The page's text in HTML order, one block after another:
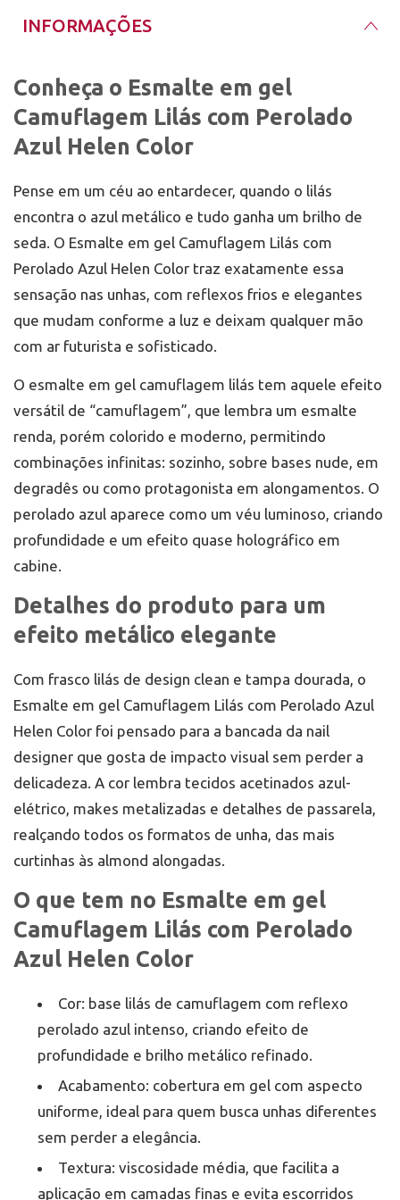
Deposite uma camada fina do Esmalte em gel
Camuflagem Lilás com Perolado Azul Helen Color,
Cure em cabine UV ou LED por no mínimo 60
segundos.
Se quiser um efeito mais intenso e profundo,
aplique uma segunda camada fina e cure novamente
por no mínimo 60 segundos.
brilho espelhado e proteção.
perolado azul
limpeza agressivos sem luvas e a aplicar óleo de
cutículas todos os dias. Na remoção, prefira
técnicas adequadas para géis, preservando a lâmina
natural e evitando lixamento excessivo. Armazene o
frasco em local fresco, longe da luz direta, para
conservar a estabilidade do esmalte em gel
INFORMAÇÕES
Conheça o Esmalte em gel
Camuflagem Lilás com Perolado
Azul Helen Color
Pense em um céu ao entardecer, quando o lilás
encontra o azul metálico e tudo ganha um brilho de
seda. O Esmalte em gel Camuflagem Lilás com
Perolado Azul Helen Color traz exatamente essa
sensação nas unhas, com reflexos frios e elegantes
que mudam conforme a luz e deixam qualquer mão
com ar futurista e sofisticado.
O esmalte em gel camuflagem lilás tem aquele efeito
versátil de “camuflagem”, que lembra um esmalte
renda, porém colorido e moderno, permitindo
combinações infinitas: sozinho, sobre bases nude, em
degradês ou como protagonista em alongamentos. O
perolado azul aparece como um véu luminoso, criando
profundidade e um efeito quase holográfico em
cabine.
Detalhes do produto para um
efeito metálico elegante
Com frasco lilás de design clean e tampa dourada, o
Esmalte em gel Camuflagem Lilás com Perolado Azul
Helen Color foi pensado para a bancada da nail
designer que gosta de impacto visual sem perder a
delicadeza. A cor lembra tecidos acetinados azul-
elétrico, makes metalizadas e detalhes de passarela,
realçando todos os formatos de unha, das mais
curtinhas às almond alongadas.
O que tem no Esmalte em gel
Camuflagem Lilás com Perolado
Azul Helen Color
Cor: base lilás de camuflagem com reflexo
perolado azul intenso, criando efeito de
profundidade e brilho metálico refinado.
Acabamento: cobertura em gel com aspecto
uniforme, ideal para quem busca unhas diferentes
sem perder a elegância.
Textura: viscosidade média, que facilita a
aplicação em camadas finas e evita escorridos